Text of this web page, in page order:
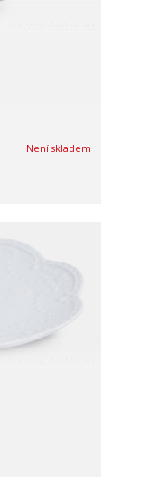
Není skladem